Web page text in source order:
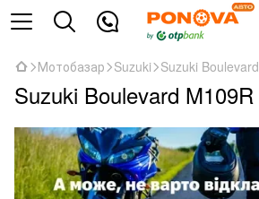
Мотобазар Suzuki Suzuki
Suzuki Boulevard M109R